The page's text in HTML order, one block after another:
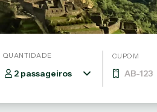
QUANTIDADE
2 passageiros
CUPOM